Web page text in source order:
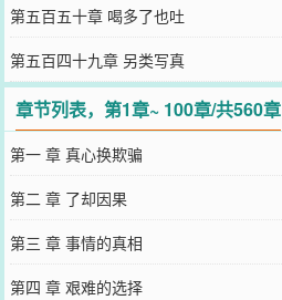
第五百五十章 喝多了也吐
第五百四十九章 另类写真
章节列表，第1章~ 100章/共560章
第一 章 真心换欺骗
第二 章 了却因果
第三 章 事情的真相
第四 章 艰难的选择